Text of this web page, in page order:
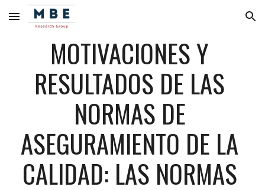
Skip to main content Skip to navigation
MOTIVACIONES Y
RESULTADOS DE LAS
NORMAS DE
ASEGURAMIENTO DE LA
CALIDAD: LAS NORMAS